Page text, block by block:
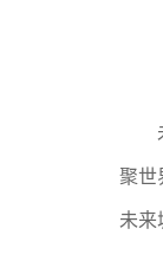
聚世
未来